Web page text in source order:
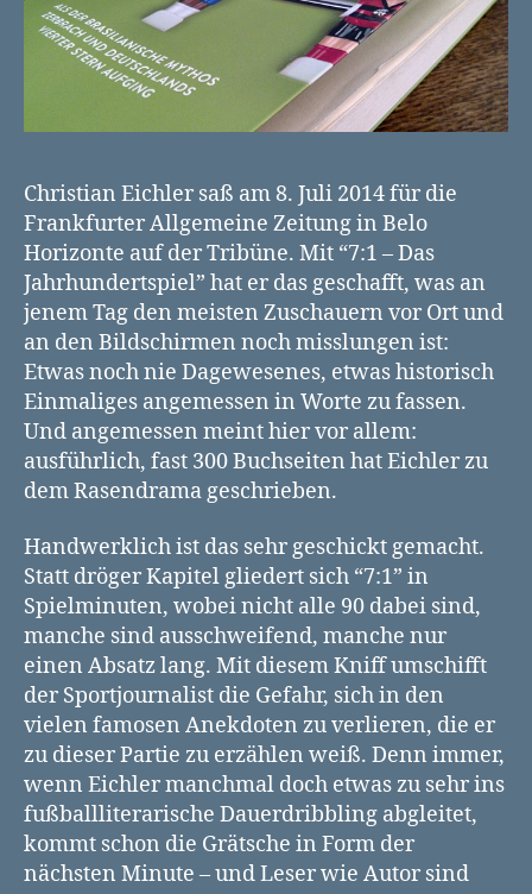
Christian Eichler saß am 8. Juli 2014 für die
Frankfurter Allgemeine Zeitung in Belo
Horizonte auf der Tribüne. Mit “7:1 – Das
Jahrhundertspiel” hat er das geschafft, was an
jenem Tag den meisten Zuschauern vor Ort und
an den Bildschirmen noch misslungen ist:
Etwas noch nie Dagewesenes, etwas historisch
Einmaliges angemessen in Worte zu fassen.
Und angemessen meint hier vor allem:
ausführlich, fast 300 Buchseiten hat Eichler zu
dem Rasendrama geschrieben.
Handwerklich ist das sehr geschickt gemacht.
Statt dröger Kapitel gliedert sich “7:1” in
Spielminuten, wobei nicht alle 90 dabei sind,
manche sind ausschweifend, manche nur
einen Absatz lang. Mit diesem Kniff umschifft
der Sportjournalist die Gefahr, sich in den
vielen famosen Anekdoten zu verlieren, die er
zu dieser Partie zu erzählen weiß. Denn immer,
wenn Eichler manchmal doch etwas zu sehr ins
fußballliterarische Dauerdribbling abgleitet,
kommt schon die Grätsche in Form der
nächsten Minute – und Leser wie Autor sind